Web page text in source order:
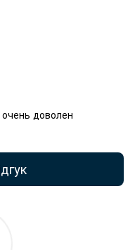
доволен